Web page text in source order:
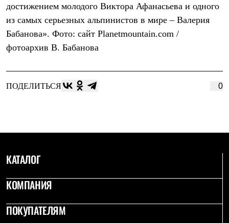
Футболки
Брюки
Термобелье
Теплое термобелье
Среднее термобелье
Флисовая одежда
Куртки
Брюки
Куртки
Комбинезоны
Брюки
Лёгкая одежда
Толстовки
Брюки
достижением молодого Виктора Афанасьева и одного
из самых серьезных альпинистов в мире – Валерия
Бабанова». Фото: сайт Planetmountain.com /
фотоархив В. Бабанова
ПОДЕЛИТЬСЯ 0
КАТАЛОГ
КОМПАНИЯ
ПОКУПАТЕЛЯМ